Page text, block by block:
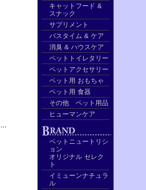
キャットフード &
スナック
サプリメント
バスタイム & ケア
消臭 & ハウスケア
ペットトイレタリー
ペットアクセサリー
ペット用 おもちゃ
ペット用 食器
その他 ペット用品
ヒューマンケア
ペットニュートリシ
ョン
オリジナル セレク
ト
イミューンナチュラ
ル